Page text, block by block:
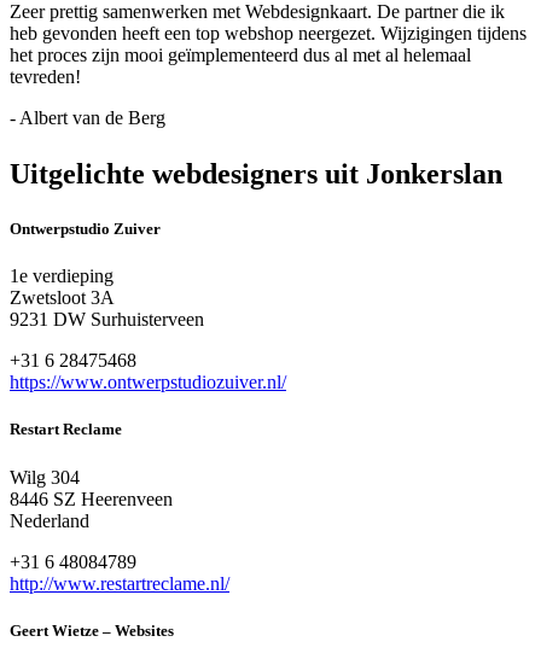
Zeer prettig samenwerken met Webdesignkaart. De partner die ik
heb gevonden heeft een top webshop neergezet. Wijzigingen tijdens
het proces zijn mooi geïmplementeerd dus al met al helemaal
tevreden!
- Albert van de Berg
Uitgelichte webdesigners uit Jonkerslan
Ontwerpstudio Zuiver
1e verdieping
Zwetsloot 3A
9231 DW Surhuisterveen
+31 6 28475468
https://www.ontwerpstudiozuiver.nl/
Restart Reclame
Wilg 304
8446 SZ Heerenveen
Nederland
+31 6 48084789
http://www.restartreclame.nl/
Geert Wietze – Websites